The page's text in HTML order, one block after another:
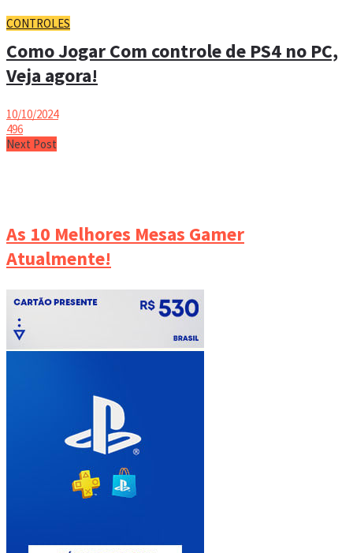
CONTROLES
Como Jogar Com controle de PS4 no PC,
Veja agora!
10/10/2024
496
Next Post
As 10 Melhores Mesas Gamer
Atualmente!